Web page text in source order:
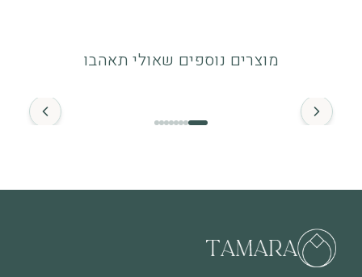
במדיניות האחריות.
התכשיט מיוצר מזהב איכותי (14K / 18K) ומשובץ ביהלומים טבעיים.
שימוש יומיומי עשוי לגרום לשחיקה טבעית לאורך זמן, וזה חלק
בבדיקה – אנחנו כאן.
מוצרים נוספים שאולי תאהבו